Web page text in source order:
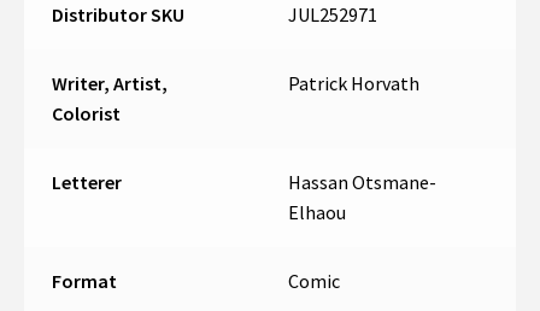
Distributor SKU JUL252971
Writer, Artist,
Colorist
Patrick Horvath
Letterer
Hassan Otsmane-
Elhaou
Format Comic